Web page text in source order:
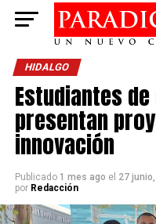
HIDALGO
Estudiantes de
presentan
innovación
Publicado 1 mes ago el 27
por Redacción